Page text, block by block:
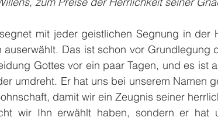
mit jeder geistlichen Segnung in der
Das ist schon vor Grundlegung
Gottes vor ein paar Tagen, und es ist
umdreht. Er hat uns bei unserem Namen
damit wir ein Zeugnis seiner
wir Ihn erwählt haben, sondern er hat